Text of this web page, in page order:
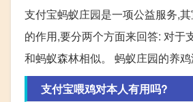
支付宝蚂蚁庄园是一项公益服务,
的作用,要分两个方面来回答: 对于
和蚂蚁森林相似。 蚂蚁庄园的养
支付宝喂鸡对本人有用吗?